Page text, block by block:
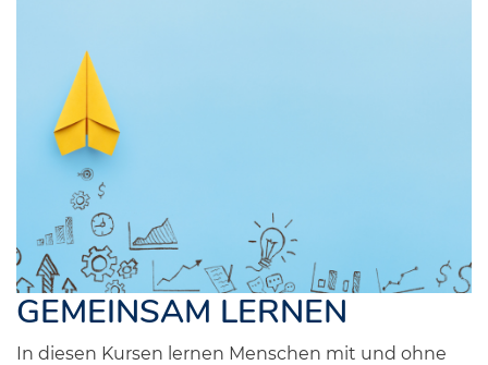
GEMEINSAM LERNEN
In diesen Kursen lernen Menschen mit und ohne